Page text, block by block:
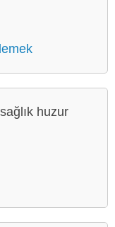
huzur